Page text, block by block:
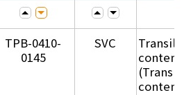
TPB-0410-
0145
SVC
Transil
content
(Transil
content